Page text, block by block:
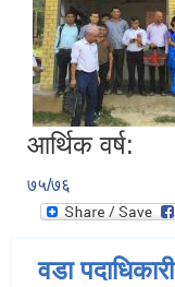
आर्थिक वर्ष:
७५/७६
वडा पदाधिकारी